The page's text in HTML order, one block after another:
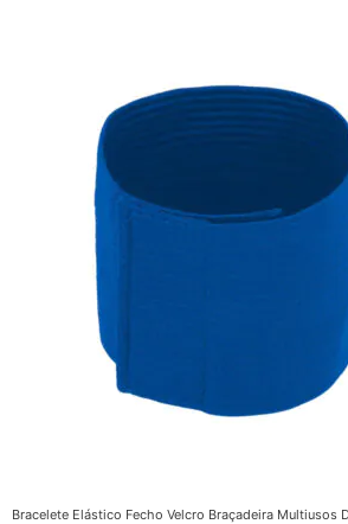
Bracelete Elástico Fecho Velcro Braçadeira Multiusos